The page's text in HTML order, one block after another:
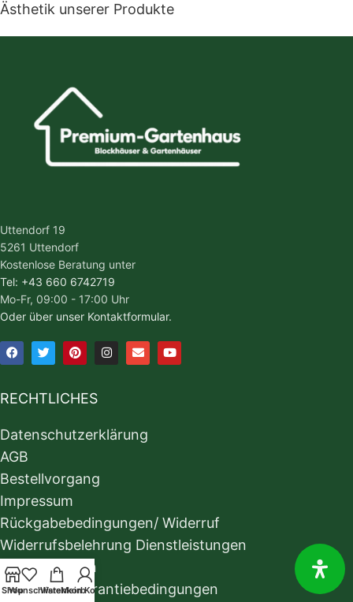
Ästhetik unserer Produkte
Uttendorf 19
5261 Uttendorf
Kostenlose Beratung unter
Tel: +43 660 6742719
Mo-Fr, 09:00 - 17:00 Uhr
Oder über unser Kontaktformular.
RECHTLICHES
Datenschutzerklärung
AGB
Bestellvorgang
Impressum
Rückgabebedingungen/ Widerruf
Widerrufsbelehrung Dienstleistungen
Zahlungsarten
Garantie & Garantiebedingungen
Shop
WunschlisteWarenkorb
Mein Konto